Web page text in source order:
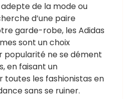
de la mode ou
d’une paire
garde-robe, les Adidas
sont un choix
popularité ne se dément
en faisant un
les fashionistas en
sans se ruiner.